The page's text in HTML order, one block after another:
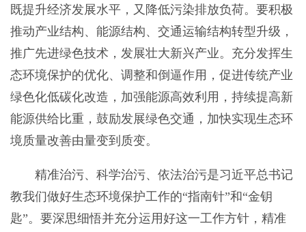
既提升经济发展水平，又降低污染排放负荷。要积极
推动产业结构、能源结构、交通运输结构转型升级，
推广先进绿色技术，发展壮大新兴产业。充分发挥生
态环境保护的优化、调整和倒逼作用，促进传统产业
绿色化低碳化改造，加强能源高效利用，持续提高新
能源供给比重，鼓励发展绿色交通，加快实现生态环
境质量改善由量变到质变。
精准治污、科学治污、依法治污是习近平总书记
教我们做好生态环境保护工作的“指南针”和“金钥
匙”。要深思细悟并充分运用好这一工作方针，精准